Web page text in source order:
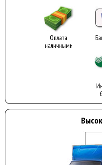
Оплата
наличными